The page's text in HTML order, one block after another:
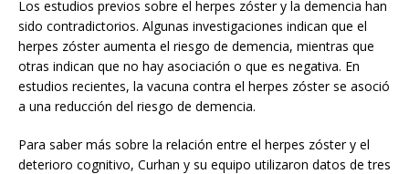
Los estudios previos sobre el herpes zóster y la demencia han
sido contradictorios. Algunas investigaciones indican que el
herpes zóster aumenta el riesgo de demencia, mientras que
otras indican que no hay asociación o que es negativa. En
estudios recientes, la vacuna contra el herpes zóster se asoció
a una reducción del riesgo de demencia.
Para saber más sobre la relación entre el herpes zóster y el
deterioro cognitivo, Curhan y su equipo utilizaron datos de tres